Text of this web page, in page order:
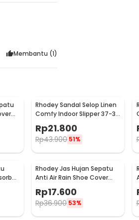
Membantu (1)
43
Rhodey Sandal Selop Linen
Comfy Indoor Slipper 37-38
Rp21.800
Rp43.900 51%
Rhodey Jas Hujan Sepatu
Anti Air Rain Shoe Cover
PVC with Zipper M - F-300
Rp17.600
Rp36.900 53%